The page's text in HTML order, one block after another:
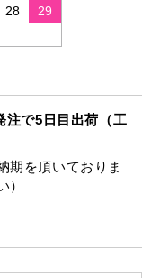
28
29
注で5日目出荷（工
期を頂いておりま
）